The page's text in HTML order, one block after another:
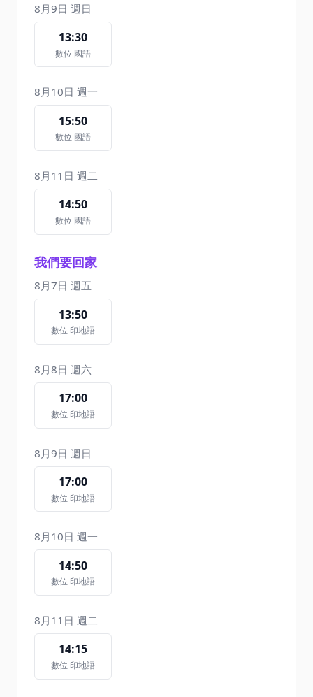
8月9日 週日
13:30
數位 國語
8月10日 週一
15:50
數位 國語
8月11日 週二
14:50
數位 國語
我們要回家
8月7日 週五
13:50
數位 印地語
8月8日 週六
17:00
數位 印地語
8月9日 週日
17:00
數位 印地語
8月10日 週一
14:50
數位 印地語
8月11日 週二
14:15
數位 印地語